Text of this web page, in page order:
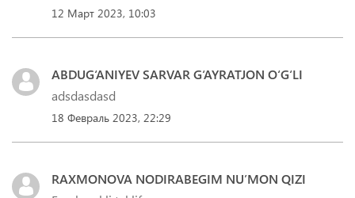
12 Март 2023, 10:03
ABDUG‘ANIYEV SARVAR G‘AYRATJON O‘G‘LI
adsdasdasd
18 Февраль 2023, 22:29
RAXMONOVA NODIRABEGIM NU’MON QIZI